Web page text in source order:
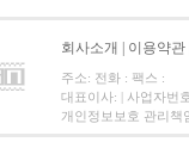
회사소개 이용약관
주소: 전화 : 팩스 :
대표이사: | 사업자번
개인정보보호 관리책